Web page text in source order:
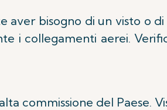
aver bisogno di un visto o
i collegamenti aerei.
commissione del Paese.